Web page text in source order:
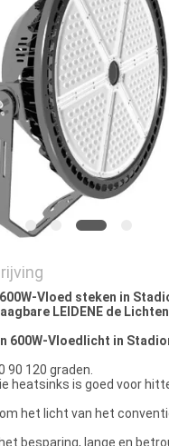
Vloed steken in
LEIDENE de
600W-Vloedlicht in
90 120 graden.
heatsinks is goed voor
het licht van het
besparing, lange en